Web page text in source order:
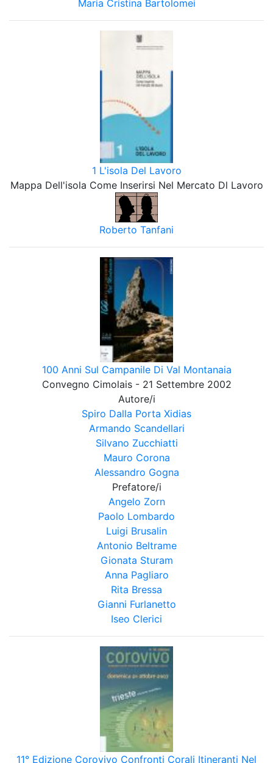
Maria Cristina Bartolomei
1 L'isola Del Lavoro
Mappa Dell'isola Come Inserirsi Nel Mercato Dl Lavoro
Roberto Tanfani
100 Anni Sul Campanile Di Val Montanaia
Convegno Cimolais - 21 Settembre 2002
Autore/i
Spiro Dalla Porta Xidias
Armando Scandellari
Silvano Zucchiatti
Mauro Corona
Alessandro Gogna
Prefatore/i
Angelo Zorn
Paolo Lombardo
Luigi Brusalin
Antonio Beltrame
Gionata Sturam
Anna Pagliaro
Rita Bressa
Gianni Furlanetto
Iseo Clerici
11° Edizione Corovivo Confronti Corali Itineranti Nel